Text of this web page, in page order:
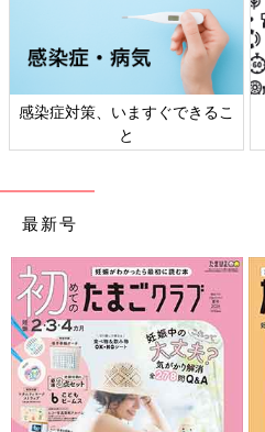
」赤ちゃん・
日本外来小児科学
最新号